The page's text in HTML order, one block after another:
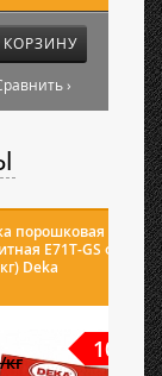
КОРЗИНУ
›
порошковая
E71T-GS ф
Deka
10%